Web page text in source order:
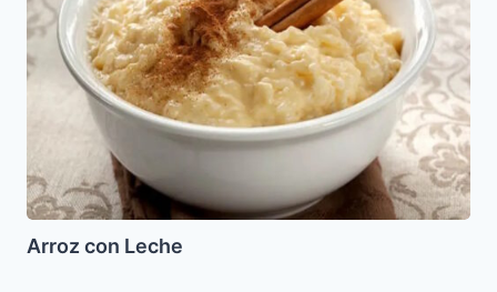
Arroz con Leche